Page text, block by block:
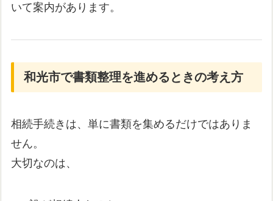
いて案内があります。
和光市で書類整理を進めるときの考え方
相続手続きは、単に書類を集めるだけではありま
せん。
大切なのは、